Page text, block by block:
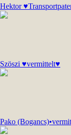
Hektor
Szöszi ♥vermittelt♥
Pako